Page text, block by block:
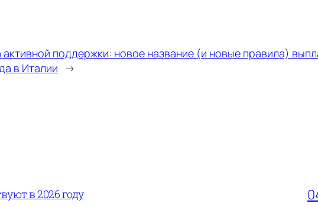
поддержки: новое название (и новые правила)
в Италии →
в 2026 году